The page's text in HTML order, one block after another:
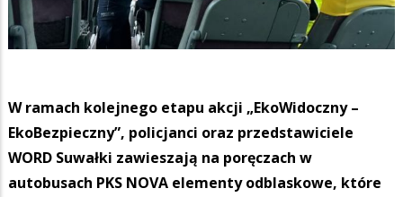
W ramach kolejnego etapu akcji „EkoWidoczny –
EkoBezpieczny”, policjanci oraz przedstawiciele
WORD Suwałki zawieszają na poręczach w
autobusach PKS NOVA elementy odblaskowe, które